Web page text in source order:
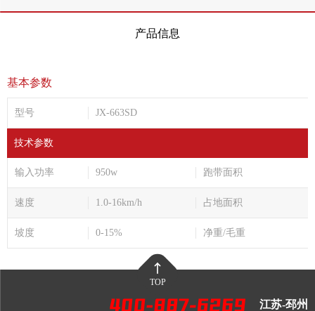
产品信息
基本参数
型号 JX-663SD
技术参数
输入功率 950w 跑带面积
速度 1.0-16km/h 占地面积
坡度 0-15% 净重/毛重
TOP
江苏-邳州